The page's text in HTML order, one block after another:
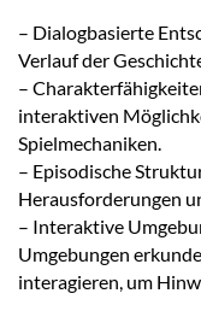
– Dialogbasierte
Verlauf der
–
interaktiven
Spielmechaniken.
– Episodische
Herausforderungen
– Interaktive
Umgebungen
interagieren, um